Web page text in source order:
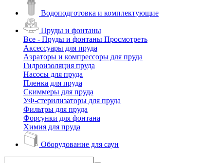
Водоподготовка и комплектующие
Пруды и фонтаны
Все - Пруды и фонтаны Просмотреть
Аксессуары для пруда
Аэраторы и компрессоры для пруда
Гидроизоляция пруда
Насосы для пруда
Пленка для пруда
Скиммеры для пруда
УФ-стерилизаторы для пруда
Фильтры для пруда
Форсунки для фонтана
Химия для пруда
Оборудование для саун